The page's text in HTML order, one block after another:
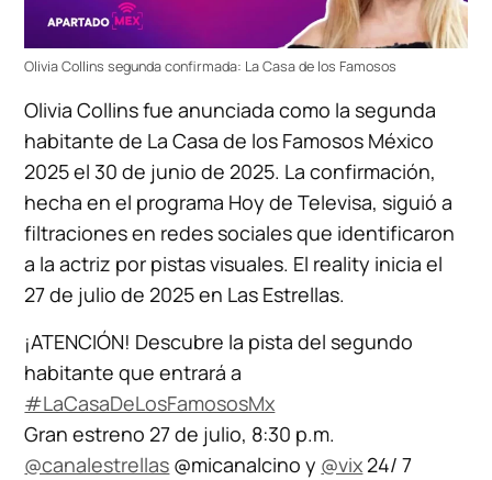
Olivia Collins segunda confirmada: La Casa de los Famosos
Olivia Collins fue anunciada como la segunda
habitante de La Casa de los Famosos México
2025 el 30 de junio de 2025. La confirmación,
hecha en el programa Hoy de Televisa, siguió a
filtraciones en redes sociales que identificaron
a la actriz por pistas visuales. El reality inicia el
27 de julio de 2025 en Las Estrellas.
¡ATENCIÓN! Descubre la pista del segundo
habitante que entrará a
#LaCasaDeLosFamososMx
Gran estreno 27 de julio, 8:30 p.m.
@canalestrellas @micanalcino y @vix 24/ 7